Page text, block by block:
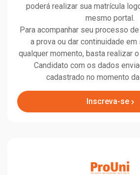
poderá realizar sua matrícula
mesmo portal.
Para acompanhar seu processo
a prova ou dar continuidade em
qualquer momento, basta realizar
Candidato com os dados
cadastrado no momento
Inscreva-se